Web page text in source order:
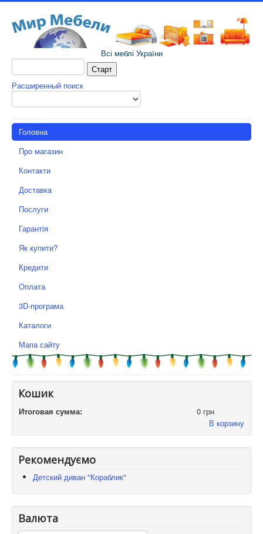
Всі меблі України
Расширенный поиск
Головна
Про магазин
Контакти
Доставка
Послуги
Гарантія
Як купити?
Кредити
Оплата
3D-програма
Каталоги
Мапа сайту
Кошик
Итоговая сумма:
0 грн
В корзину
Рекомендуємо
Детский диван "Кораблик"
Валюта